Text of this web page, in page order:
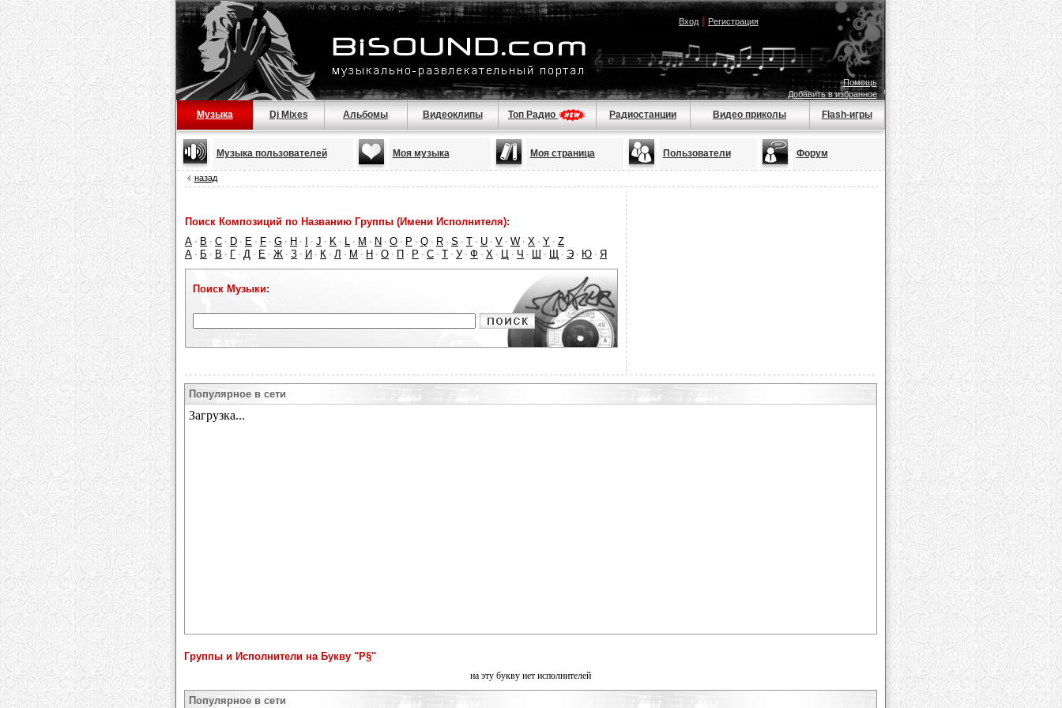
Вход| Регистрация
Помощь
Добавить в избранное
Музыка Dj Mixes Альбомы Видеоклипы Топ Радио Радиостанции Видео приколы Flash-игры
Музыка пользователей Моя музыка Моя страница Пользователи Форум
назад
Поиск Композиций по Названию Группы (Имени Исполнителя):
A · B · C · D · E · F · G · H · · J · K · L · M · N · O · P · Q · R · S · T · U · V · W · X · Y · Z
А · Б · В · Г · Д · Е · Ж · З · И · К · Л · М · Н · О · П · Р · С · Т · У · Ф · Х · Ц · Ч · Ш · Щ · Э · Ю · Я
Поиск Музыки:
Популярное в сети
Группы и Исполнители на Букву "Р§"
на эту букву нет исполнителей
Популярное в сети